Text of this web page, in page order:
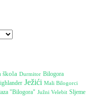
škola Durmitor Bilogora
Ježići Mali Bilogorci
"Bilogora" Južni Velebit Sljeme